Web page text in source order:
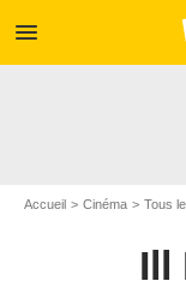
menu
Accueil Cinéma Tous
Ill